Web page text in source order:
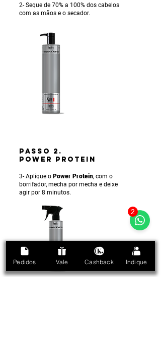
2- Seque de 70% a 100% dos cabelos
com as mãos e o secador.
PASSO 2.
POWER PROTEIN
3- Aplique o Power Protein, com o
borrifador, mecha por mecha e deixe
agir por 8 minutos.
Pedidos Vale Cashback Indique
2